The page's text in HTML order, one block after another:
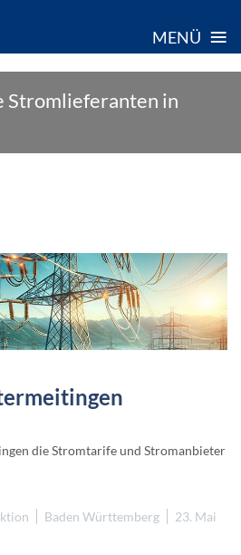
MENÜ ≡
Stromlieferanten in
die Stromtarife und Stromanbieter
Baden Württemberg
23. Mai